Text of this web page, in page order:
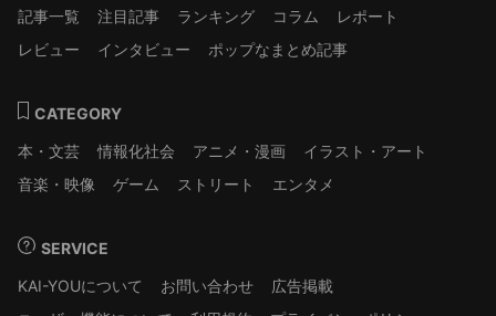
記事一覧
注目記事 ランキング コラム
レポート
レビュー
インタビュー ポップなまとめ記事
CATEGORY
本・文芸
情報化社会 アニメ・漫画
イラスト・アート
音楽・映像
ゲーム ストリート エンタメ
SERVICE
KAI-YOUについて
お問い合わせ
広告掲載